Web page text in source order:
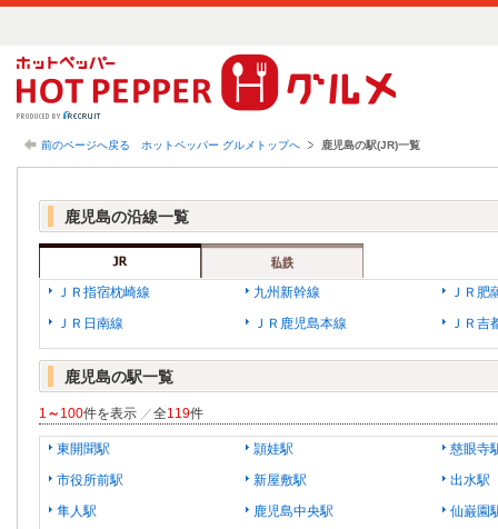
前のページへ戻る ホットペッパー グルメトップへ 鹿児島の駅(JR)一覧
鹿児島の沿線一覧
ＪＲ指宿枕崎線 九州新幹線
ＪＲ肥
ＪＲ日南線
ＪＲ鹿児島本線 ＪＲ吉
鹿児島の駅一覧
1 ～ 100件を表示 ／全119件
東開聞駅 頴娃駅
慈眼寺
市役所前駅
新屋敷駅
出水駅
隼人駅
鹿児島中央駅
仙巌園